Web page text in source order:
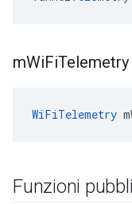
mWiFiTelemetry
WiFiTelemetry
Funzioni